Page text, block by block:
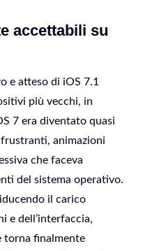
accettabili su
e atteso di iOS 7.1
più vecchi, in
7 era diventato quasi
animazioni
che faceva
del sistema operativo.
il carico
e dell’interfaccia,
torna finalmente